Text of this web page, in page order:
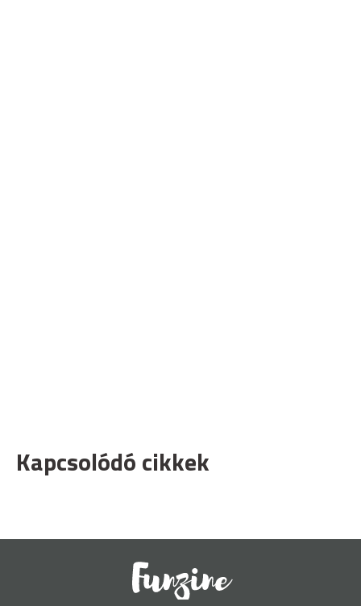
Kapcsolódó cikkek